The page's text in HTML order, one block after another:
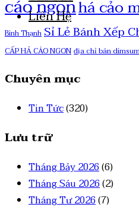
Liên Hệ
cáo ngonhá cảo
Bình ThạnhSỉ Lẻ Bánh Xếp
CẤP HẢ CÁO NGONđịa chỉ bán
Chuyên mục
Tin Tức(320)
Lưu trữ
Tháng Bảy 2026(6)
Tháng Sáu 2026(2)
Tháng Tư 2026(7)